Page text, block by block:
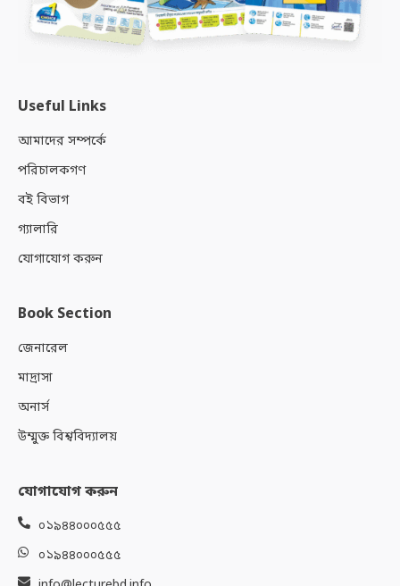
Useful Links
আমাদের সম্পর্কে
পরিচালকগণ
বই বিভাগ
গ্যালারি
যোগাযোগ করুন
Book Section
জেনারেল
মাদ্রাসা
অনার্স
উম্মুক্ত বিশ্ববিদ্যালয়
যোগাযোগ করুন
০১৯৪৪০০০৫৫৫
০১৯৪৪০০০৫৫৫